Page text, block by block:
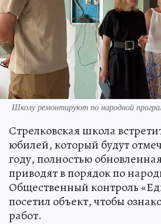
Школу ремонтируют по народной
Стрелковская школа
юбилей, который будут
году, полностью
приводят в порядок по
Общественный контроль
посетил объект, чтобы
работ.